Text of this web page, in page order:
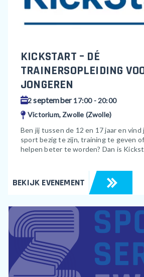
KICKSTART – DÉ
TRAINERSOPLEIDING
JONGEREN
2september17:00 - 20:00
Victorium, Zwolle (Zwolle)
Ben jij tussen de 12 en 17 jaar en
sport bezig te zijn, training te geven
helpen beter te worden? Dan is
BEKIJK EVENEMENT